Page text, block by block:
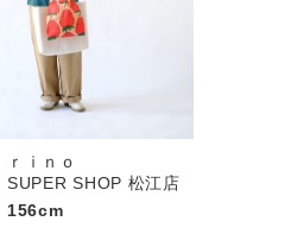
ｒｉｎｏ
SUPER SHOP 松江店
156cm